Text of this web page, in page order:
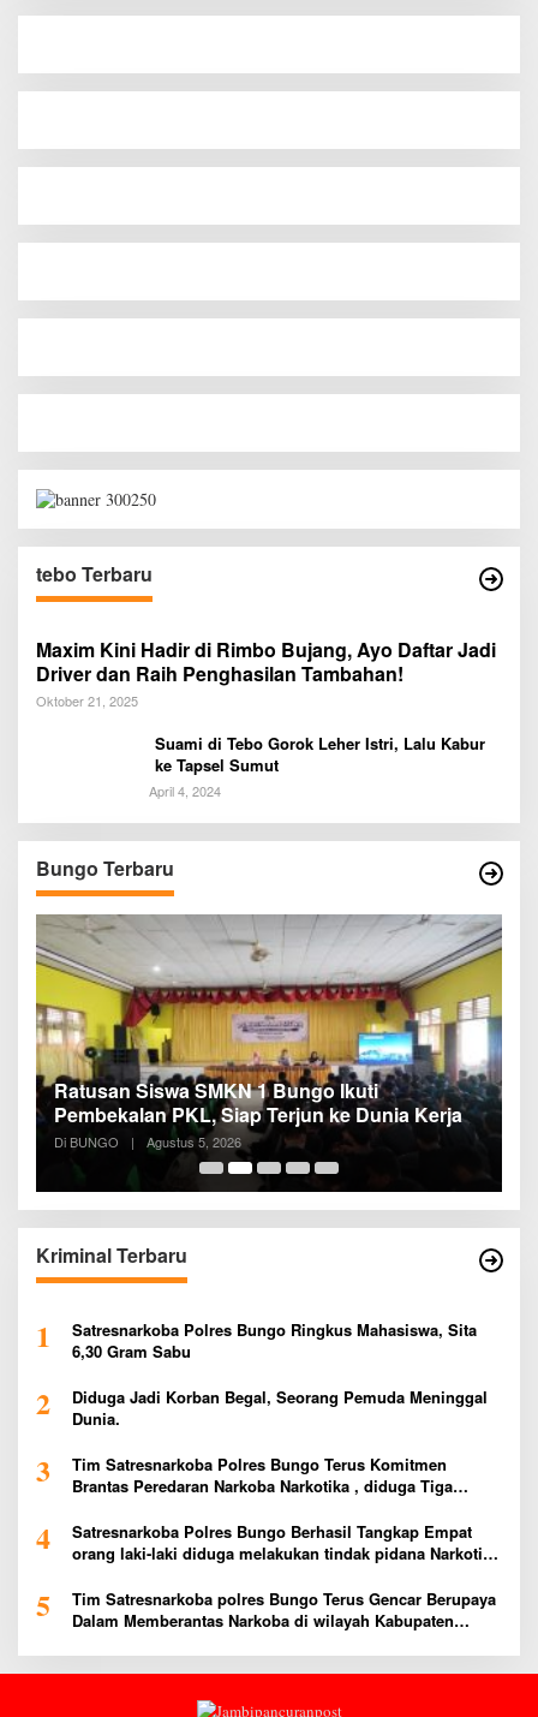
tebo Terbaru
Maxim Kini Hadir di Rimbo Bujang, Ayo Daftar Jadi
Driver dan Raih Penghasilan Tambahan!
Oktober 21, 2025
Suami di Tebo Gorok Leher Istri, Lalu Kabur
ke Tapsel Sumut
April 4, 2024
Bungo Terbaru
Ratusan Siswa SMKN 1 Bungo Ikuti
Pembekalan PKL, Siap Terjun ke Dunia Kerja
Di BUNGO | Agustus 5, 2026
Kriminal Terbaru
1
Satresnarkoba Polres Bungo Ringkus Mahasiswa, Sita
6,30 Gram Sabu
2
Diduga Jadi Korban Begal, Seorang Pemuda Meninggal
Dunia.
3
Tim Satresnarkoba Polres Bungo Terus Komitmen
Brantas Peredaran Narkoba Narkotika , diduga Tiga
4
Satresnarkoba Polres Bungo Berhasil Tangkap Empat
orang laki-laki diduga melakukan tindak pidana Narkotika
5
Tim Satresnarkoba polres Bungo Terus Gencar Berupaya
Dalam Memberantas Narkoba di wilayah Kabupaten